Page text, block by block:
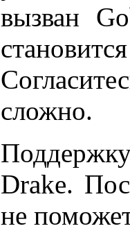
вызван
сложно.
Drake.
не